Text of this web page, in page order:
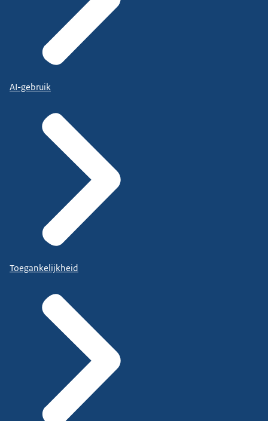
AI-gebruik
Toegankelijkheid